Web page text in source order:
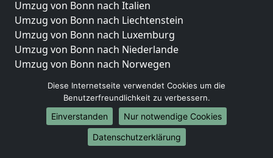
Umzug von Bonn nach Italien
Umzug von Bonn nach Liechtenstein
Umzug von Bonn nach Luxemburg
Umzug von Bonn nach Niederlande
Umzug von Bonn nach Norwegen
Umzüge-Deutschlandweit
Umzug von Bonn nach Berlin
Umzug von Bonn nach Hamburg
Umzug von Bonn nach München
Diese Internetseite verwendet Cookies um die
Benutzerfreundlichkeit zu verbessern.
Einverstanden
Nur notwendige Cookies
Datenschutzerklärung